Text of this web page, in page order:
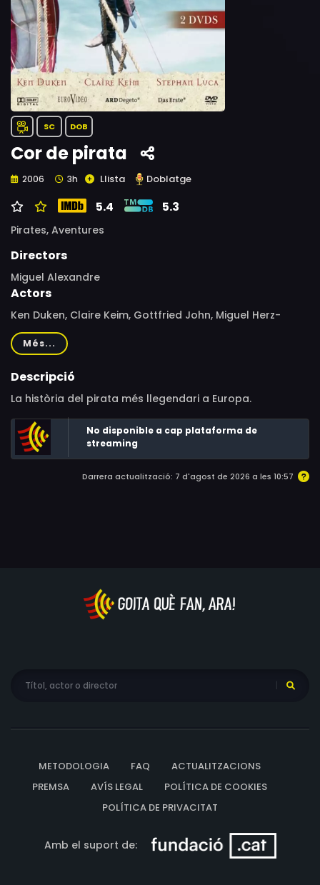
SC DOB
Cor de pirata
2006 3h Llista Doblatge
5.4 5.3
Pirates, Aventures
Directors
Miguel Alexandre
Actors
Ken Duken, Claire Keim, Gottfried John, Miguel Herz-
Kestranek, Stephan Luca, Frank Giering, Timo Dierkes,
Jochen Nickel, Antonio Wannek, Gudrun Landgrebe, Pepa
López, Pep Ferrer, Rolf Kanies, Miroslav Navrátil, Jan-
Més...
Descripció
La història del pirata més llegendari a Europa.
No disponible a cap plataforma de
streaming
Darrera actualització: 7 d'agost de 2026 a les 10:57
METODOLOGIA FAQ
ACTUALITZACIONS
PREMSA
AVÍS LEGAL
POLÍTICA DE COOKIES
POLÍTICA DE PRIVACITAT
Amb el suport de: